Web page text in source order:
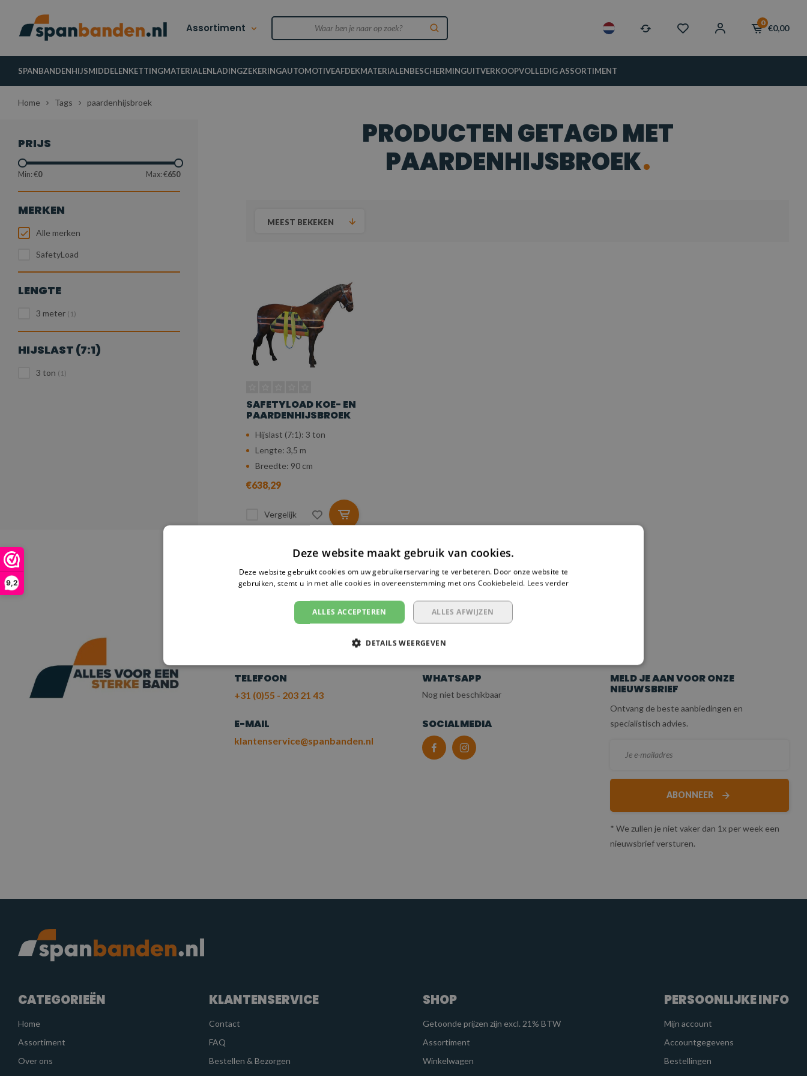
9,2
Assortiment 0
€0,00
SPANBANDENHIJSMIDDELENKETTINGMATERIALENLADINGZEKERINGAUTOMOTIVEAFDEKMATERIALENBESCHERMINGUITVERKOOPVOLLEDIG ASSORTIMENT
Home Tags paardenhijsbroek
PRIJS
Min: €0 Max: €650
MERKEN
Alle merken
SafetyLoad
LENGTE
3 meter (1)
HIJSLAST (7:1)
3 ton (1)
PRODUCTEN GETAGD MET
PAARDENHIJSBROEK
MEEST BEKEKEN
SAFETYLOAD KOE- EN
PAARDENHIJSBROEK
Hijslast (7:1): 3 ton
Lengte: 3,5 m
Breedte: 90 cm
€638,29
Vergelijk
HULP NODIG?
NEEM CONTACT OP
MET ONZE KLANTENSERVICE
TELEFOON
+31 (0)55 - 203 21 43
WHATSAPP
Nog niet beschikbaar
E-MAIL
klantenservice@spanbanden.nl
SOCIALMEDIA
MELD JE AAN VOOR ONZE
NIEUWSBRIEF
Ontvang de beste aanbiedingen en
specialistisch advies.
ABONNEER
* We zullen je niet vaker dan 1x per week een
nieuwsbrief versturen.
CATEGORIEËN
Home
Assortiment
Over ons
KLANTENSERVICE
Contact
FAQ
Bestellen & Bezorgen
SHOP
Getoonde prijzen zijn excl. 21% BTW
Assortiment
Winkelwagen
PERSOONLIJKE INFO
Mijn account
Accountgegevens
Bestellingen
Deze website maakt gebruik van cookies.
Deze website gebruikt cookies om uw gebruikerservaring te verbeteren. Door onze website te
gebruiken, stemt u in met alle cookies in overeenstemming met ons Cookiebeleid. Lees verder
ALLES ACCEPTEREN ALLES AFWIJZEN
DETAILS WEERGEVEN